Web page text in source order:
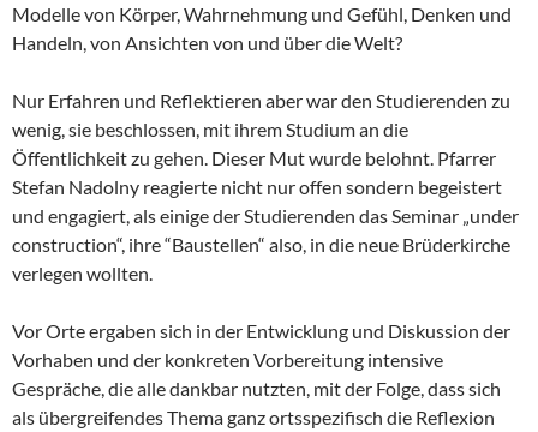
Modelle von Körper, Wahrnehmung und Gefühl, Denken und
Handeln, von Ansichten von und über die Welt?
Nur Erfahren und Reflektieren aber war den Studierenden zu
wenig, sie beschlossen, mit ihrem Studium an die
Öffentlichkeit zu gehen. Dieser Mut wurde belohnt. Pfarrer
Stefan Nadolny reagierte nicht nur offen sondern begeistert
und engagiert, als einige der Studierenden das Seminar „under
construction“, ihre “Baustellen“ also, in die neue Brüderkirche
verlegen wollten.
Vor Orte ergaben sich in der Entwicklung und Diskussion der
Vorhaben und der konkreten Vorbereitung intensive
Gespräche, die alle dankbar nutzten, mit der Folge, dass sich
als übergreifendes Thema ganz ortsspezifisch die Reflexion